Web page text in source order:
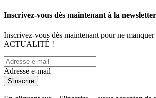
Inscrivez-vous dès maintenant à la
Inscrivez-vous dès maintenant pour ne manquer
ACTUALITÉ !
Adresse e-mail
S'inscrire